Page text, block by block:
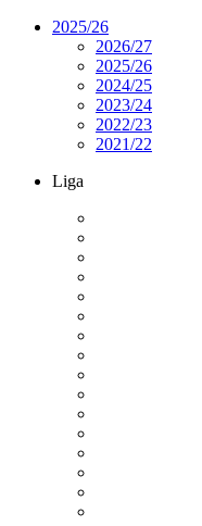
2025/26
2026/27
2025/26
2024/25
2023/24
2022/23
2021/22
Liga